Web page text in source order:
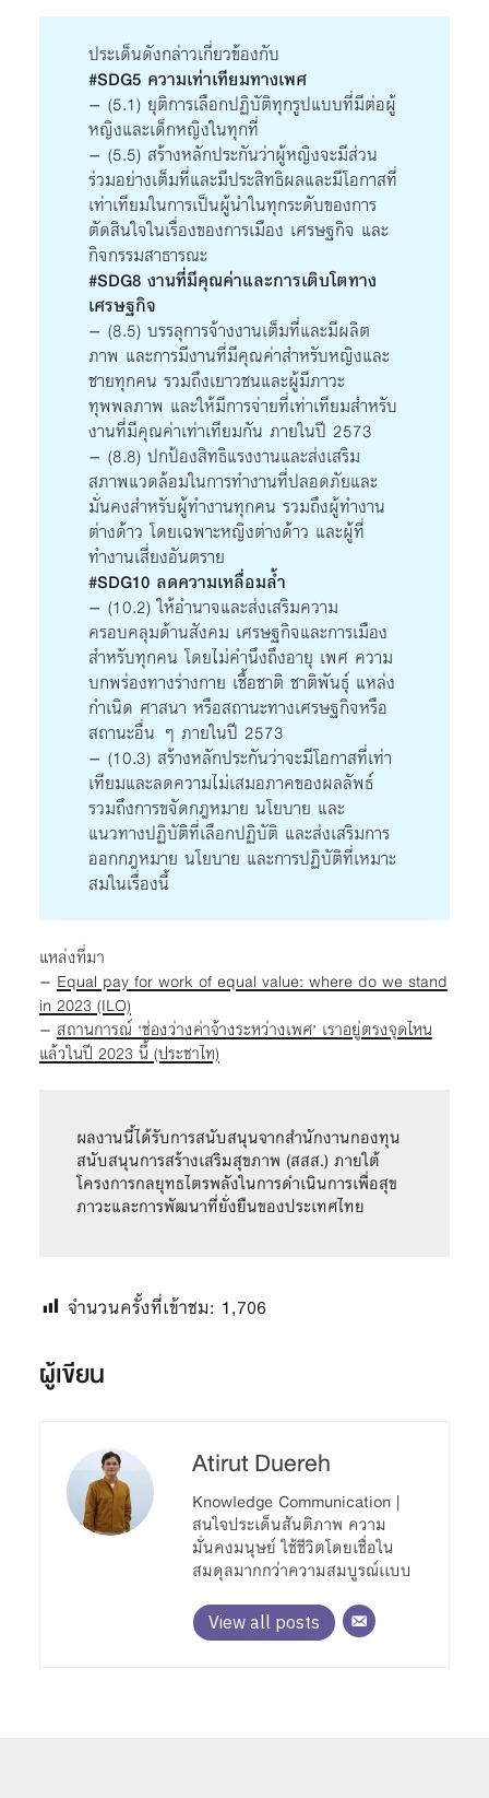
ประเด็นดังกล่าวเกี่ยวข้องกับ
#SDG5 ความเท่าเทียมทางเพศ
– (5.1) ยุติการเลือกปฏิบัติทุกรูปแบบที่มีต่อผู้
หญิงและเด็กหญิงในทุกที่
– (5.5) สร้างหลักประกันว่าผู้หญิงจะมีส่วน
ร่วมอย่างเต็มที่และมีประสิทธิผลและมีโอกาสที่
เท่าเทียมในการเป็นผู้นำในทุกระดับของการ
ตัดสินใจในเรื่องของการเมือง เศรษฐกิจ และ
กิจกรรมสาธารณะ
#SDG8 งานที่มีคุณค่าและการเติบโตทาง
เศรษฐกิจ
– (8.5) บรรลุการจ้างงานเต็มที่และมีผลิต
ภาพ และการมีงานที่มีคุณค่าสำหรับหญิงและ
ชายทุกคน รวมถึงเยาวชนและผู้มีภาวะ
ทุพพลภาพ และให้มีการจ่ายที่เท่าเทียมสำหรับ
งานที่มีคุณค่าเท่าเทียมกัน ภายในปี 2573
– (8.8) ปกป้องสิทธิแรงงานและส่งเสริม
สภาพแวดล้อมในการทำงานที่ปลอดภัยและ
มั่นคงสำหรับผู้ทำงานทุกคน รวมถึงผู้ทำงาน
ต่างด้าว โดยเฉพาะหญิงต่างด้าว และผู้ที่
ทำงานเสี่ยงอันตราย
#SDG10 ลดความเหลื่อมล้ำ
– (10.2) ให้อำนาจและส่งเสริมความ
ครอบคลุมด้านสังคม เศรษฐกิจและการเมือง
สำหรับทุกคน โดยไม่คำนึงถึงอายุ เพศ ความ
บกพร่องทางร่างกาย เชื้อชาติ ชาติพันธุ์ แหล่ง
กำเนิด ศาสนา หรือสถานะทางเศรษฐกิจหรือ
สถานะอื่น ๆ ภายในปี 2573
– (10.3) สร้างหลักประกันว่าจะมีโอกาสที่เท่า
เทียมและลดความไม่เสมอภาคของผลลัพธ์
รวมถึงการขจัดกฎหมาย นโยบาย และ
แนวทางปฏิบัติที่เลือกปฏิบัติ และส่งเสริมการ
ออกกฎหมาย นโยบาย และการปฏิบัติที่เหมาะ
สมในเรื่องนี้
แหล่งที่มา
–Equal pay for work of equal value: where do we stand
in 2023 (ILO)
–สถานการณ์ ‘ช่องว่างค่าจ้างระหว่างเพศ’ เราอยู่ตรงจุดไหน
แล้วในปี 2023 นี้ (ประชาไท)
ผลงานนี้ได้รับการสนับสนุนจากสำนักงานกองทุน
สนับสนุนการสร้างเสริมสุขภาพ (สสส.) ภายใต้
โครงการกลยุทธไตรพลังในการดําเนินการเพื่อสุข
ภาวะและการพัฒนาที่ยั่งยืนของประเทศไทย
จำนวนครั้งที่เข้าชม: 1,706
ผู้เขียน
Atirut Duereh
Knowledge Communication |
สนใจประเด็นสันติภาพ ความ
มั่นคงมนุษย์ ใช้ชีวิตโดยเชื่อใน
สมดุลมากกว่าความสมบูรณ์เเบบ
View all posts